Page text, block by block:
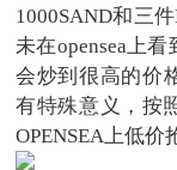
1000SAND和三
未在opensea上
会炒到很高的价
有特殊意义，按
OPENSEA上低价